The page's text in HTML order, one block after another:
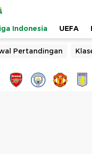
Indonesia UEFA
Pertandingan